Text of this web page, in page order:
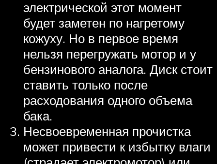
электрической этот момент
будет заметен по нагретому
кожуху. Но в первое время
нельзя перегружать мотор и у
бензинового аналога. Диск стоит
ставить только после
расходования одного объема
бака.
Несвоевременная прочистка
может привести к избытку влаги